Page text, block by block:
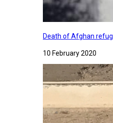
Death of Afghan
10 February 2020